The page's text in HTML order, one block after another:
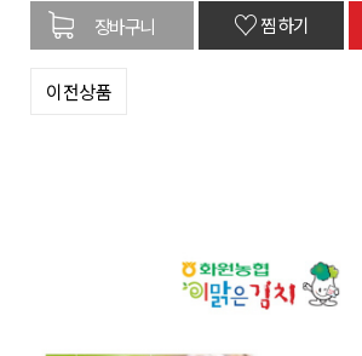
♡찜하기
이전상품